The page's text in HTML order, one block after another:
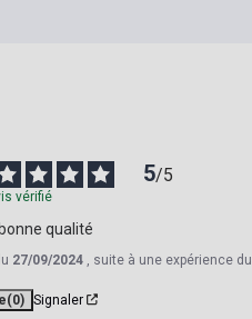
5/5
vérifié
qualité
27/09/2024 , suite à une expérience du
(0) Signaler